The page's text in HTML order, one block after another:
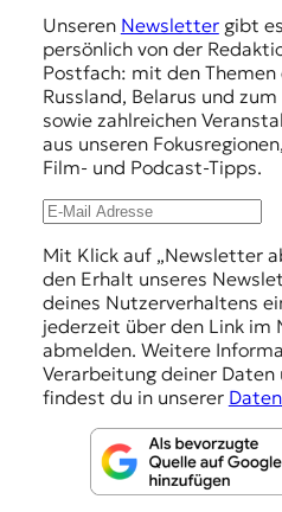
Unseren Newslettergibt
persönlich von der
Postfach: mit den Themen
Russland, Belarus und
sowie zahlreichen
aus unseren
Film- und Podcast-Tipps.
Mit Klick auf „Newsletter
den Erhalt unseres
deines Nutzerverhaltens
jederzeit über den Link im
abmelden. Weitere
Verarbeitung deiner
findest du in unserer